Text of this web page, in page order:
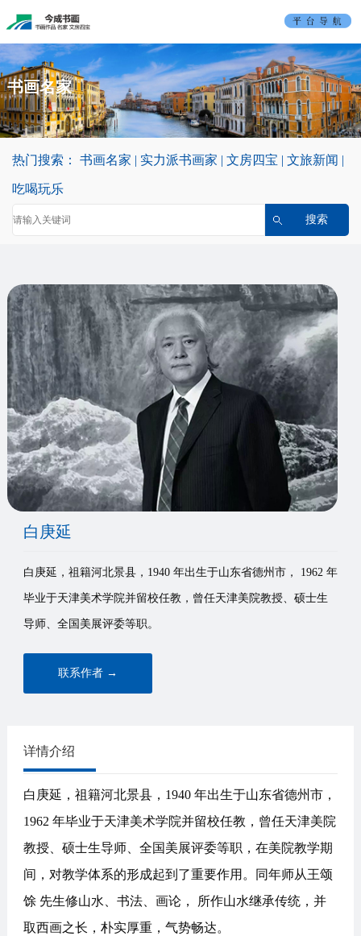
页
书
画
名
家
实
力
派
文
闻
介
绍
系
我
们
书画名家
热门搜索： 书画名家 | 实力派书画家 | 文房四宝 | 文旅新闻 |
吃喝玩乐
白庚延
白庚延，祖籍河北景县，1940 年出生于山东省德州市， 1962 年
毕业于天津美术学院并留校任教，曾任天津美院教授、硕士生
导师、全国美展评委等职。
联系作者 →
详情介绍
白庚延，祖籍河北景县，1940 年出生于山东省德州市，
1962 年毕业于天津美术学院并留校任教，曾任天津美院
教授、硕士生导师、全国美展评委等职，在美院教学期
间，对教学体系的形成起到了重要作用。同年师从王颂
馀 先生修山水、书法、画论， 所作山水继承传统，并
取西画之长，朴实厚重，气势畅达。